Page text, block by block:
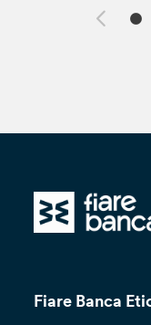
Fiare Banca